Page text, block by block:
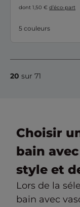
FORMEO est
dont 1,50 € d’éco-part
5 couleurs
20 sur 71
Choisir
bain
style et
Lors de la
bain avec